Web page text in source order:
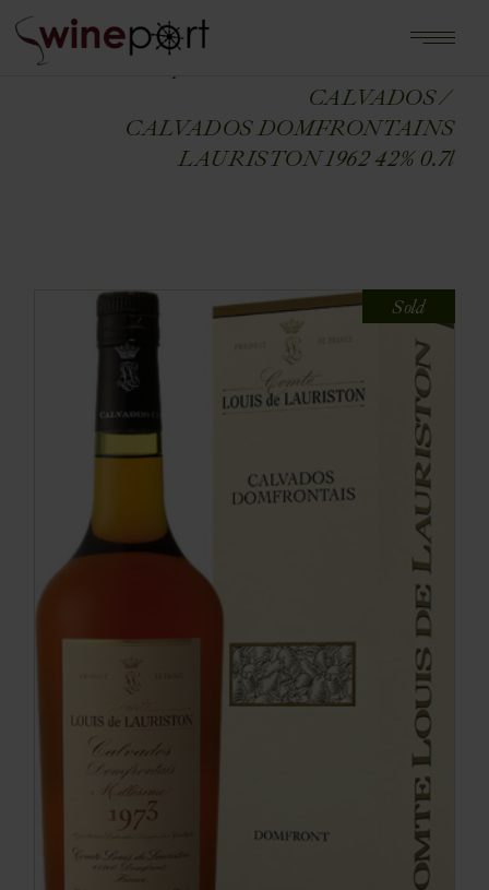
CALVADOS
CALVADOS DOMFRONTAINS
LAURISTON 1962 42% 0.7l
Sold